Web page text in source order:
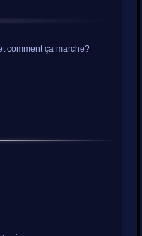
comment ça marche?